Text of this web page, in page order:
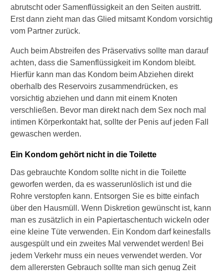
abrutscht oder Samenflüssigkeit an den Seiten austritt.
Erst dann zieht man das Glied mitsamt Kondom vorsichtig
vom Partner zurück.
Auch beim Abstreifen des Präservativs sollte man darauf
achten, dass die Samenflüssigkeit im Kondom bleibt.
Hierfür kann man das Kondom beim Abziehen direkt
oberhalb des Reservoirs zusammendrücken, es
vorsichtig abziehen und dann mit einem Knoten
verschließen. Bevor man direkt nach dem Sex noch mal
intimen Körperkontakt hat, sollte der Penis auf jeden Fall
gewaschen werden.
Ein Kondom gehört nicht in die Toilette
Das gebrauchte Kondom sollte nicht in die Toilette
geworfen werden, da es wasserunlöslich ist und die
Rohre verstopfen kann. Entsorgen Sie es bitte einfach
über den Hausmüll. Wenn Diskretion gewünscht ist, kann
man es zusätzlich in ein Papiertaschentuch wickeln oder
eine kleine Tüte verwenden. Ein Kondom darf keinesfalls
ausgespült und ein zweites Mal verwendet werden! Bei
jedem Verkehr muss ein neues verwendet werden. Vor
dem allerersten Gebrauch sollte man sich genug Zeit
i
h
K
n
d
o
m
e
a
u
c
h
e
e
i
n
r
L
a
t
e